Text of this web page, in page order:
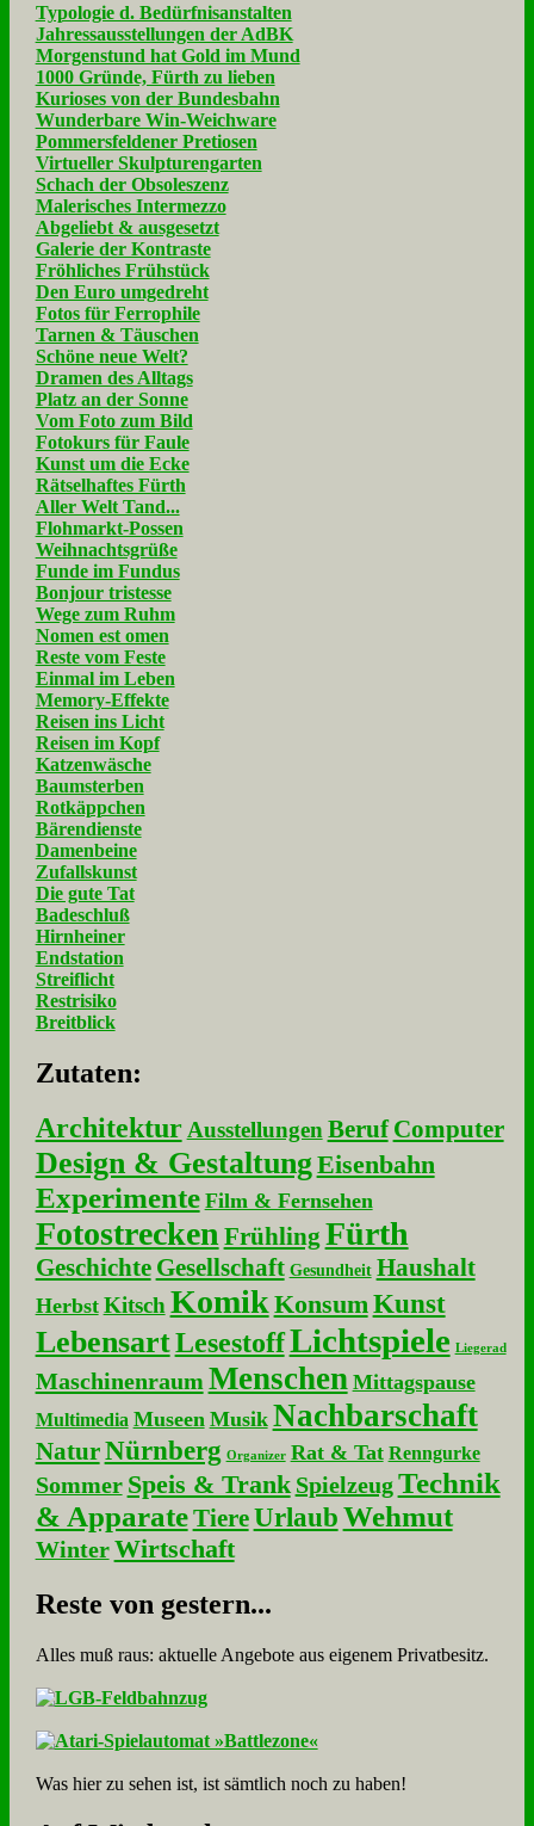
Typologie d. Bedürfnisanstalten
Jahressausstellungen der AdBK
Morgenstund hat Gold im Mund
1000 Gründe, Fürth zu lieben
Kurioses von der Bundesbahn
Wunderbare Win-Weichware
Pommersfeldener Pretiosen
Virtueller Skulpturengarten
Schach der Obsoleszenz
Malerisches Intermezzo
Abgeliebt & ausgesetzt
Galerie der Kontraste
Fröhliches Frühstück
Den Euro umgedreht
Fotos für Ferrophile
Tarnen & Täuschen
Schöne neue Welt?
Dramen des Alltags
Platz an der Sonne
Vom Foto zum Bild
Fotokurs für Faule
Kunst um die Ecke
Rätselhaftes Fürth
Aller Welt Tand...
Flohmarkt-Possen
Weihnachtsgrüße
Funde im Fundus
Bonjour tristesse
Wege zum Ruhm
Nomen est omen
Reste vom Feste
Einmal im Leben
Memory-Effekte
Reisen ins Licht
Reisen im Kopf
Katzenwäsche
Baumsterben
Rotkäppchen
Bärendienste
Damenbeine
Zufallskunst
Die gute Tat
Badeschluß
Hirnheiner
Endstation
Streiflicht
Restrisiko
Breitblick
Zu­ta­ten:
Architektur Ausstellungen Beruf Computer
Design & GestaltungEisenbahn
Experimente Film & Fernsehen
Fotostrecken Frühling Fürth
Geschichte Gesellschaft Gesundheit Haushalt
Herbst Kitsch KomikKonsumKunst
LebensartLesestoffLichtspiele Liegerad
Maschinenraum Menschen Mittagspause
Multimedia Museen Musik Nachbarschaft
NaturNürnberg Organizer Rat & Tat Renngurke
Sommer Speis & Trank Spielzeug Technik
& Apparate Tiere UrlaubWehmut
Winter Wirtschaft
Re­ste von ge­stern...
Alles muß raus: aktuelle An­ge­bo­te aus eigenem Privatbesitz.
Was hier zu sehen ist, ist sämt­lich noch zu haben!